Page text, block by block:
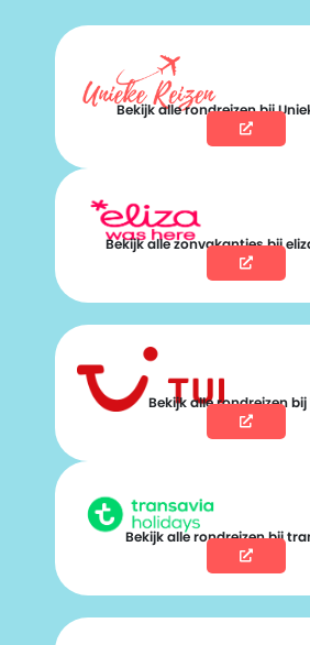
Bekijk alle rondreizen bij
Bekijk alle zonvakanties bij
Bekijk alle rondreizen bij
Bekijk alle rondreizen bij